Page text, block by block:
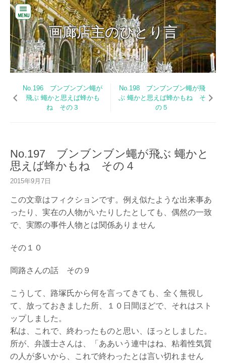
画廊店主のひとり言
画廊店主のひとり言
る
バ
ッ
ン
だ
美
の
E
B
サ
へ
絵
買
査
定
申
し
込
み
No.196 ブンブンブン蠅が
飛ぶ 蠅かと思えば蜂かも
ね その３
No.198 ブンブンブン蠅が飛
ぶ 蠅かと思えば蜂かもね そ
の５
No.197 ブンブンブン蠅が飛ぶ 蠅かと
思えば蜂かもね その４
2015年9月7日
この文章はフィクションです。例え似たような出来事あ
ったり、実在の人物がいたりしたとしても、偶然の一致
で、実際の事件人物とは関係ありません
その１０
岡路さんの話 その９
こうして、路塚氏から何を言ってきても、全く無視し
て、放っておきました所、１０日間ほどで、それはスト
ップしました。
私は、これで、終わったものと思い、ほっとしました。
所が、弁護士さんは、「ああいう連中はね、粘着性気質
の人が多いから、これで終わったとは言い切れません